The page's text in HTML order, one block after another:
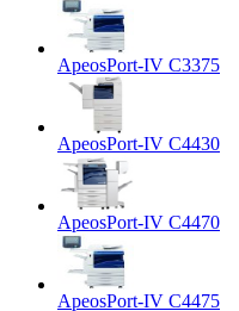
ApeosPort-IV C3375
ApeosPort-IV C4430
ApeosPort-IV C4470
ApeosPort-IV C4475